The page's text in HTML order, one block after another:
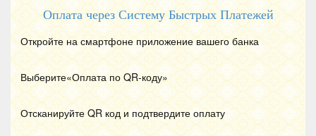
Оплата через Систему Быстрых Платежей
Откройте на смартфоне приложение вашего банка
Выберите«Оплата по QR-коду»
Отсканируйте QR код и подтвердите оплату